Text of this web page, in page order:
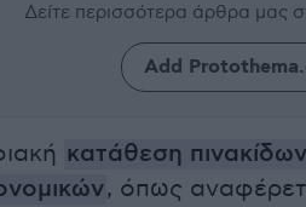
Δείτε περισσότερα άρθρα μας
Add
κατάθεση πινακίδων
, όπως